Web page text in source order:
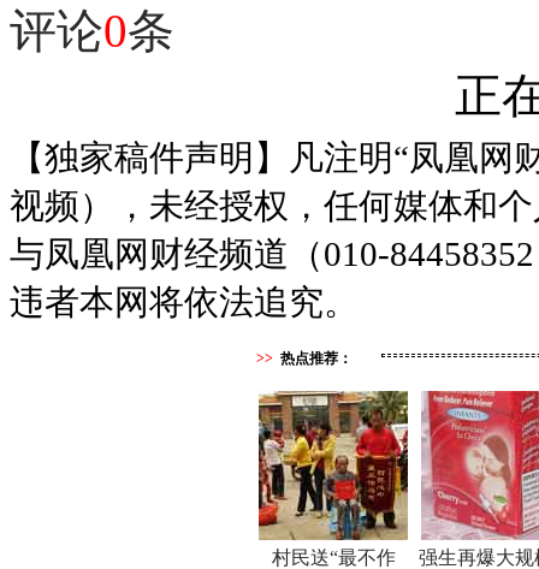
评论0条
正
【独家稿件声明】凡注明“凤凰
视频），未经授权，任何媒体和
与凤凰网财经频道（010-
违者本网将依法追究。
>> 热点推荐：
村民送“最不作
强生再爆大规